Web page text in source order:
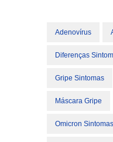
Adenovírus
Diferenças
Gripe Sintomas
Máscara Gripe
Omicron Sintomas